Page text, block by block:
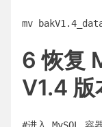
6 恢复
V1.4 版